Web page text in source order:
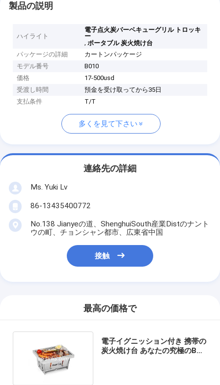
製品の説明
ハイライト
電子点火炭バーベキューグリル トロッキ
ー
, ポータブル 炭火焼け台
パッケージの詳細
カートンパッケージ
モデル番号
B010
価格
17-500usd
受渡し時間
預金を受け取ってから35日
支払条件
T/T
多くを見て下さい
連絡先の詳細
Ms. Yuki Lv
86-13435400772
No.138 Jianyeの道、ShenghuiSouth産業Distのナント
ウの町、チョンシャン都市、広東省中国
接触
最高の価格で
電子イグニッション付き 携帯の
炭火焼け台 あなたの究極のBBQ